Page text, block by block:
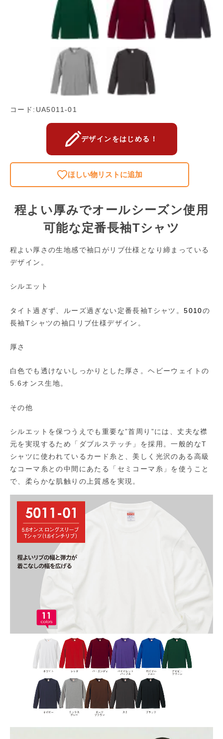
コード:UA5011-01
デザインをはじめる！
ほしい物リストに追加
程よい厚みでオールシーズン使用
可能な定番長袖Tシャツ
程よい厚さの生地感で袖口がリブ仕様となり締まっている
デザイン。
シルエット
タイト過ぎず、ルーズ過ぎない定番長袖Tシャツ。5010の
長袖Tシャツの袖口リブ仕様デザイン。
厚さ
白色でも透けないしっかりとした厚さ。ヘビーウェイトの
5.6オンス生地。
その他
シルエットを保つうえでも重要な”首周り”には、丈夫な襟
元を実現するため「ダブルステッチ」を採用。一般的なT
シャツに使われているカード糸と、美しく光沢のある高級
なコーマ糸との中間にあたる「セミコーマ糸」を使うこと
で、柔らかな肌触りの上質感を実現。